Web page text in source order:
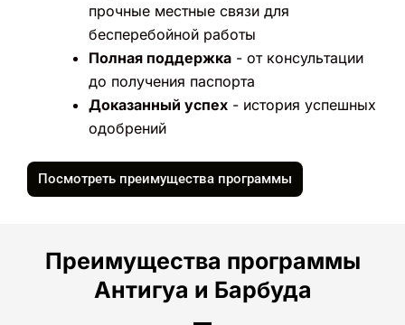
прочные местные связи для
бесперебойной работы
Полная поддержка - от консультации
до получения паспорта
Доказанный успех - история успешных
одобрений
Посмотреть преимущества программы
Преимущества программы
Антигуа и Барбуда